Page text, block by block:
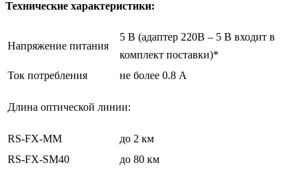
Технические характеристики:
Напряжение питания
5 В (адаптер 220В – 5 В входит в
комплект поставки)*
Ток потребления
не более 0.8 А
Длина оптической линии:
RS-FX-MM
до 2 км
RS-FX-SM40
до 80 км